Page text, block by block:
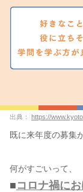
出典： https://
既に来年度の募集
何がすごいって、
■コロナ禍に